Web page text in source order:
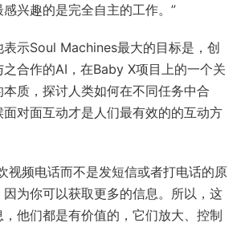
兴趣的是完全自主的工作。”
表示Soul Machines最大的目标是，创
合作的AI，在Baby X项目上的一个关
质，探讨人类如何在不同任务中合
对面互动才是人们最有效的的互动方
视频电话而不是发短信或者打电话的原
为你可以获取更多的信息。所以，这
他们都是有价值的，它们放大、控制